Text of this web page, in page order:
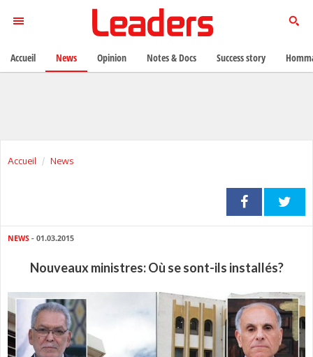
Accueil News
NEWS - 01.03.2015
Nouveaux ministres: Où se sont-ils installés?
Accueil News Opinion Notes & Docs Success story